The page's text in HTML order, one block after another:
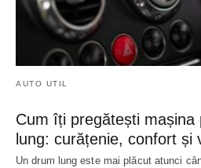
AUTO UTIL
Cum îți pregătești mașina
lung: curățenie, confort și
Un drum lung este mai plăcut atunci